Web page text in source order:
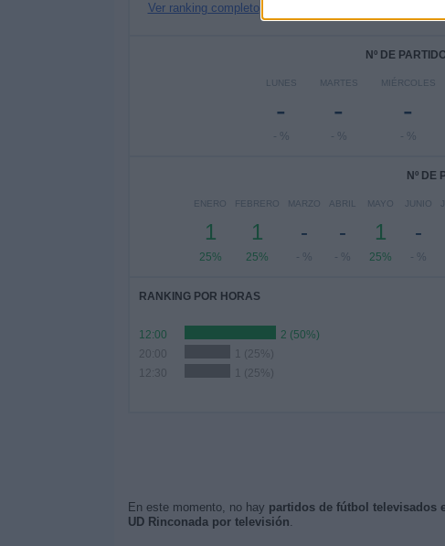
Ver ranking completo
Nº DE
LUNES
-
- %
MARTES
-
- %
MIÉRCOLES
-
- %
Nº DE
ENERO
1
25%
FEBRERO
1
25%
MARZO
-
- %
ABRIL
-
- %
MAYO
1
25%
JUNIO
-
- %
RANKING POR HORAS
12:00
2 (50%)
20:00
1 (25%)
12:30
1 (25%)
En este momento, no hay partidos de fútbol televisados
UD Rinconada por televisión.